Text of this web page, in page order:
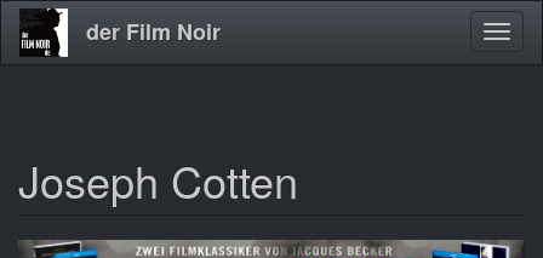
Direkt
zum
der Film Noir
Joseph Cotten